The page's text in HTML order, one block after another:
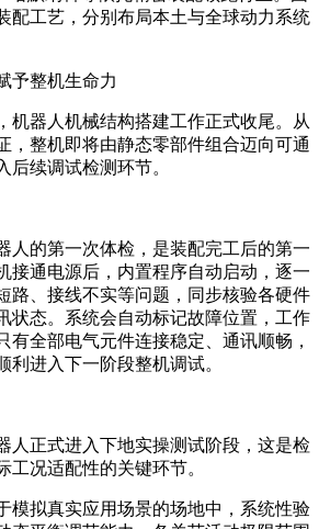
配工艺，分别布局本土与全球动力系统
予整机生命力
机器人机械结构搭建工作正式收尾。从
，整机即将由静态零部件组合迈向可通
后续调试检测环节。
人的第一次体检，是装配完工后的第一
接通电源后，内置程序自动启动，逐一
路、接线不实等问题，同步核验各硬件
状态。系统会自动标记故障位置，工作
有全部电气元件连接稳定、通讯顺畅，
利进入下一阶段整机调试。
人正式进入下地实操测试阶段，这是检
工况适配性的关键环节。
模拟真实应用场景的场地中，系统性验